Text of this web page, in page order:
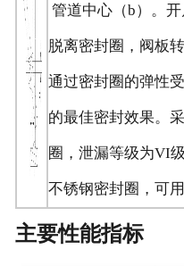
管道中心（b）。
脱离密封圈，阀板
通过密封圈的弹性
的最佳密封效果。
圈，泄漏等级为VI
不锈钢密封圈，可
主要性能指标